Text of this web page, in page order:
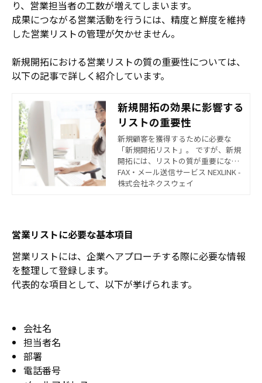
り、営業担当者の工数が増えてしまいます。
成果につながる営業活動を行うには、精度と鮮度を維持
した営業リストの管理が欠かせません。
新規開拓における営業リストの質の重要性については、
以下の記事で詳しく紹介しています。
新規開拓の効果に影響する
リストの重要性
新規顧客を獲得するために必要な
「新規開拓リスト」。 ですが、新規
開拓には、リストの質が重要になっ
てきます。しかし、良質なリストを
作ることは非常に手間がかかる作業
集の方法をご紹介いたします。
FAX・メール送信サービス NEXLINK -
株式会社ネクスウェイ
営業リストに必要な基本項目
営業リストには、企業へアプローチする際に必要な情報
を整理して登録します。
代表的な項目として、以下が挙げられます。
会社名
担当者名
部署
電話番号